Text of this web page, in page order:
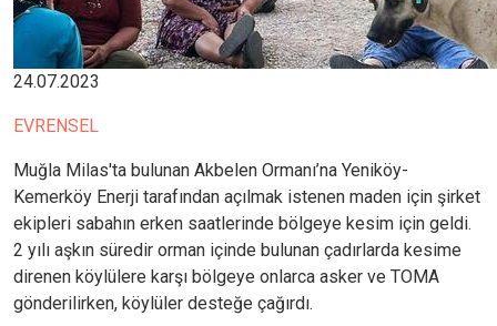
24.07.2023
EVRENSEL
Muğla Milas'ta bulunan Akbelen Ormanı’na Yeniköy-
Kemerköy Enerji tarafından açılmak istenen maden için şirket
ekipleri sabahın erken saatlerinde bölgeye kesim için geldi.
2 yılı aşkın süredir orman içinde bulunan çadırlarda kesime
direnen köylülere karşı bölgeye onlarca asker ve TOMA
gönderilirken, köylüler desteğe çağırdı.